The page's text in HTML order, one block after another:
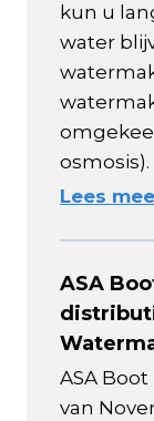
kun u
water
osmosis).
Lees
ASA
ASA
van